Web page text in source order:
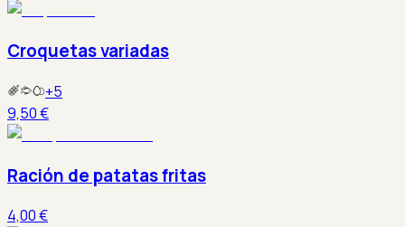
Croquetas variadas
+5
9,50 €
Ración de patatas fritas
4,00 €